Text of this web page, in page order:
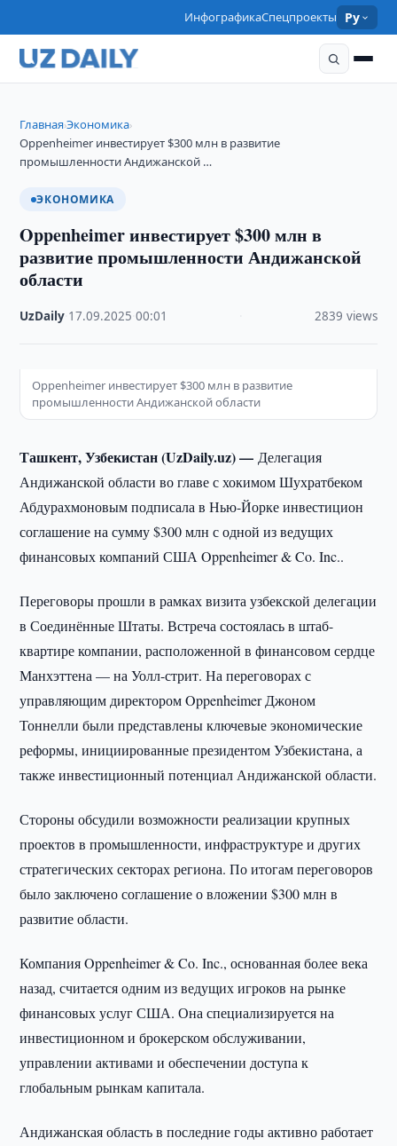
ИнфографикаСпецпроекты Ру
Главная›Экономика›
Oppenheimer инвестирует $300 млн в развитие
промышленности Андижанской …
ЭКОНОМИКА
Oppenheimer инвестирует $300 млн в
развитие промышленности Андижанской
области
UzDaily 17.09.2025 ·00:01 2839 views
Oppenheimer инвестирует $300 млн в развитие
промышленности Андижанской области
Ташкент, Узбекистан (UzDaily.uz) —Делегация
Андижанской области во главе с хокимом Шухратбеком
Абдурахмоновым подписала в Нью-Йорке инвестицион
соглашение на сумму $300 млн с одной из ведущих
финансовых компаний США Oppenheimer & Co. Inc..
Переговоры прошли в рамках визита узбекской делегации
в Соединённые Штаты. Встреча состоялась в штаб-
квартире компании, расположенной в финансовом сердце
Манхэттена — на Уолл-стрит. На переговорах с
управляющим директором Oppenheimer Джоном
Тоннелли были представлены ключевые экономические
реформы, инициированные президентом Узбекистана, а
также инвестиционный потенциал Андижанской области.
Стороны обсудили возможности реализации крупных
проектов в промышленности, инфраструктуре и других
стратегических секторах региона. По итогам переговоров
было заключено соглашение о вложении $300 млн в
развитие области.
Компания Oppenheimer & Co. Inc., основанная более века
назад, считается одним из ведущих игроков на рынке
финансовых услуг США. Она специализируется на
инвестиционном и брокерском обслуживании,
управлении активами и обеспечении доступа к
глобальным рынкам капитала.
Андижанская область в последние годы активно работает